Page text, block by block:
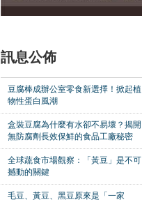
訊息公佈
豆腐棒成辦公室零食新選擇！掀起植
物性蛋白風潮
盒裝豆腐為什麼有水卻不易壞？揭開
無防腐劑長效保鮮的食品工廠秘密
全球蔬食市場觀察：「黃豆」是不可
撼動的關鍵
毛豆、黃豆、黑豆原來是「一家